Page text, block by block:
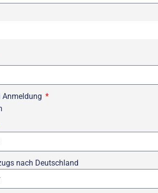
nach Deutschland